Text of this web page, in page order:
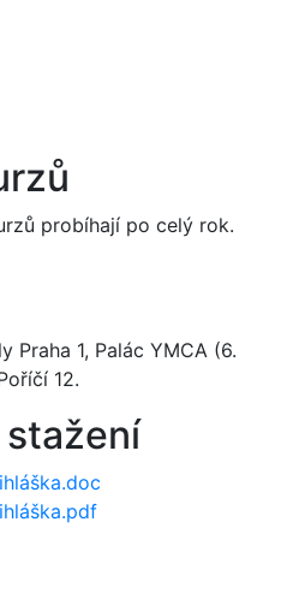
probíhají po celý rok.
Praha 1, Palác YMCA (6.
12.
stažení